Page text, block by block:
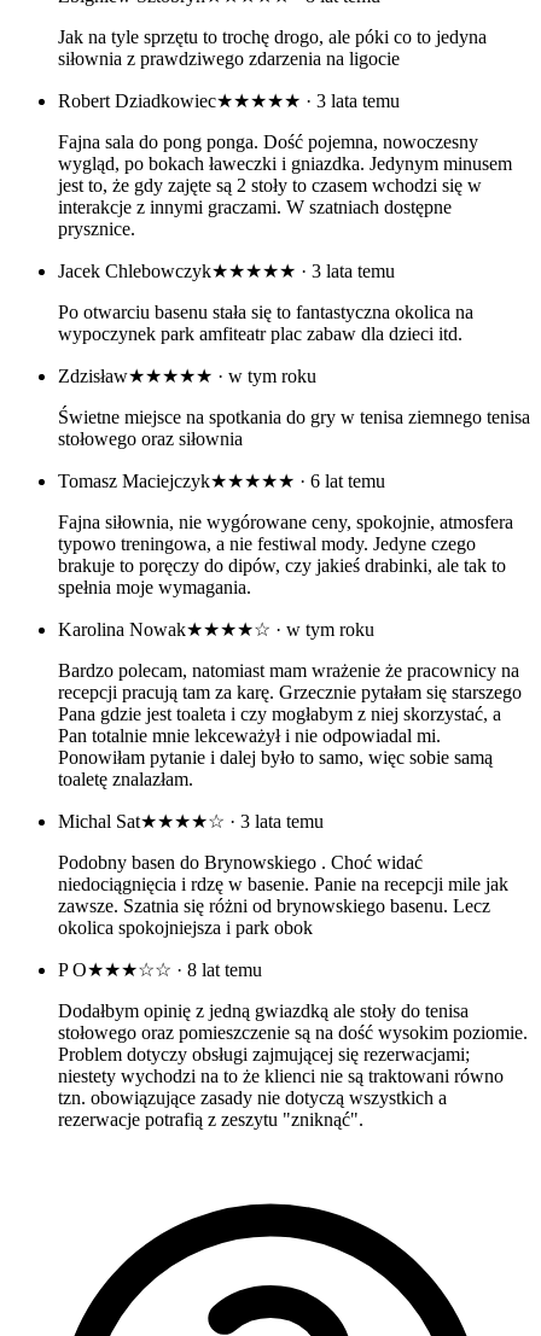
Jak na tyle sprzętu to trochę drogo, ale póki co to jedyna
siłownia z prawdziwego zdarzenia na ligocie
Robert Dziadkowiec★★★★★ · 3 lata temu
Fajna sala do pong ponga. Dość pojemna, nowoczesny
wygląd, po bokach ławeczki i gniazdka. Jedynym minusem
jest to, że gdy zajęte są 2 stoły to czasem wchodzi się w
interakcje z innymi graczami. W szatniach dostępne
prysznice.
Jacek Chlebowczyk★★★★★ · 3 lata temu
Po otwarciu basenu stała się to fantastyczna okolica na
wypoczynek park amfiteatr plac zabaw dla dzieci itd.
Zdzisław★★★★★ · w tym roku
Świetne miejsce na spotkania do gry w tenisa ziemnego tenisa
stołowego oraz siłownia
Tomasz Maciejczyk★★★★★ · 6 lat temu
Fajna siłownia, nie wygórowane ceny, spokojnie, atmosfera
typowo treningowa, a nie festiwal mody. Jedyne czego
brakuje to poręczy do dipów, czy jakieś drabinki, ale tak to
spełnia moje wymagania.
Karolina Nowak★★★★☆ · w tym roku
Bardzo polecam, natomiast mam wrażenie że pracownicy na
recepcji pracują tam za karę. Grzecznie pytałam się starszego
Pana gdzie jest toaleta i czy mogłabym z niej skorzystać, a
Pan totalnie mnie lekceważył i nie odpowiadal mi.
Ponowiłam pytanie i dalej było to samo, więc sobie samą
toaletę znalazłam.
Michal Sat★★★★☆ · 3 lata temu
Podobny basen do Brynowskiego . Choć widać
niedociągnięcia i rdzę w basenie. Panie na recepcji mile jak
zawsze. Szatnia się różni od brynowskiego basenu. Lecz
okolica spokojniejsza i park obok
P O★★★☆☆ · 8 lat temu
Dodałbym opinię z jedną gwiazdką ale stoły do tenisa
stołowego oraz pomieszczenie są na dość wysokim poziomie.
Problem dotyczy obsługi zajmującej się rezerwacjami;
niestety wychodzi na to że klienci nie są traktowani równo
tzn. obowiązujące zasady nie dotyczą wszystkich a
rezerwacje potrafią z zeszytu "zniknąć".